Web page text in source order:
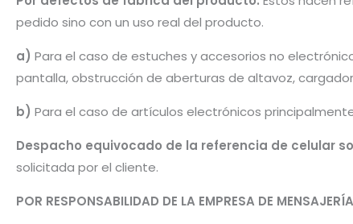
pedido sino con un uso real del producto.
a) Para el caso de estuches y accesorios no
pantalla, obstrucción de aberturas de altavoz,
b) Para el caso de artículos electrónicos
Despacho equivocado de la referencia de celular
solicitada por el cliente.
POR RESPONSABILIDAD DE LA EMPRESA DE MENSAJERÍA